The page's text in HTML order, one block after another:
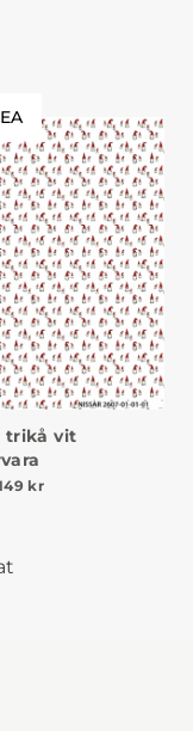
kr.
trikå vit
ursprungliga priset
krDet nuvarande